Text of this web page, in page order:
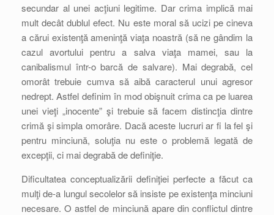
secundar al unei acţiuni legitime. Dar crima implică mai
mult decât dublul efect. Nu este moral să ucizi pe cineva
a cărui existenţă ameninţă viaţa noastră (să ne gândim la
cazul avortului pentru a salva viaţa mamei, sau la
canibalismul într-o barcă de salvare). Mai degrabă, cel
omorât trebuie cumva să aibă caracterul unui agresor
nedrept. Astfel definim în mod obişnuit crima ca pe luarea
unei vieţi „inocente” şi trebuie să facem distincţia dintre
crimă şi simpla omorâre. Dacă aceste lucruri ar fi la fel şi
pentru minciună, soluţia nu este o problemă legată de
excepţii, ci mai degrabă de definiţie.
Dificultatea conceptualizării definiţiei perfecte a făcut ca
mulţi de-a lungul secolelor să insiste pe existenţa minciuni
necesare. O astfel de minciună apare din conflictul dintre